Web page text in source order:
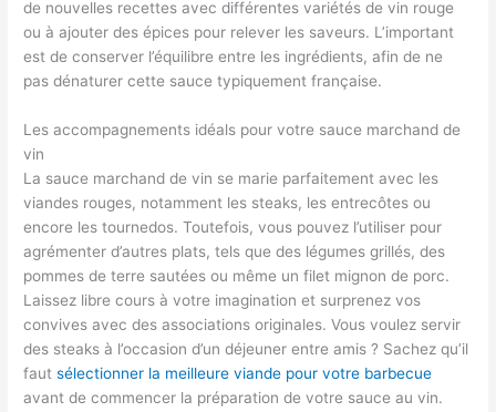
de nouvelles recettes avec différentes variétés de vin rouge
ou à ajouter des épices pour relever les saveurs. L’important
est de conserver l’équilibre entre les ingrédients, afin de ne
pas dénaturer cette sauce typiquement française.
Les accompagnements idéals pour votre sauce marchand de
vin
La sauce marchand de vin se marie parfaitement avec les
viandes rouges, notamment les steaks, les entrecôtes ou
encore les tournedos. Toutefois, vous pouvez l’utiliser pour
agrémenter d’autres plats, tels que des légumes grillés, des
pommes de terre sautées ou même un filet mignon de porc.
Laissez libre cours à votre imagination et surprenez vos
convives avec des associations originales. Vous voulez servir
des steaks à l’occasion d’un déjeuner entre amis ? Sachez qu’il
fautsélectionner la meilleure viande pour votre barbecue
avant de commencer la préparation de votre sauce au vin.